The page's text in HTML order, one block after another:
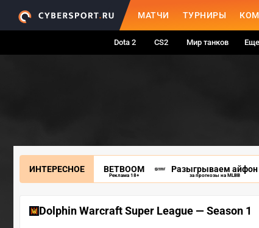
МАТЧИ ТУРНИРЫ
Dota 2 CS2 Мир танков Еще
ИНТЕРЕСНОЕ BETBOOM
Реклама 18+
Разыгрываем айфон
за прогнозы на MLBB
Dolphin Warcraft Super League — Season 1